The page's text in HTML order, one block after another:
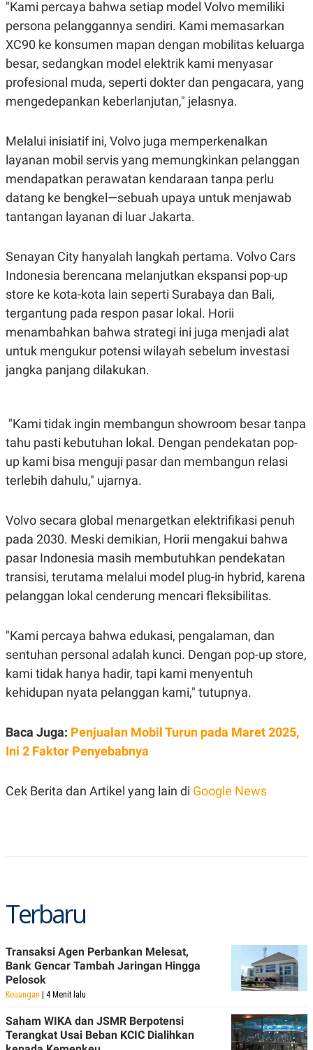
S
A
T
A
T
A
A
G
E
K
O
N
T
V
L
I
S
JARINGAN
N
T
A
N
C
A
D
E
Y
E
S
S
R
L
E
A
S
.
A
N
G
G
A
N
E
T
A
K
I
N
E
R
J
A
T
E
N
E
A
R
A
V
T
I
S
N
G
M
E
D
I
PEMBERITAAN
SIBER
POLICY
"Kami percaya bahwa setiap model Volvo memiliki
persona pelanggannya sendiri. Kami memasarkan
XC90 ke konsumen mapan dengan mobilitas keluarga
besar, sedangkan model elektrik kami menyasar
profesional muda, seperti dokter dan pengacara, yang
mengedepankan keberlanjutan," jelasnya.
Melalui inisiatif ini, Volvo juga memperkenalkan
layanan mobil servis yang memungkinkan pelanggan
mendapatkan perawatan kendaraan tanpa perlu
datang ke bengkel—sebuah upaya untuk menjawab
tantangan layanan di luar Jakarta.
Senayan City hanyalah langkah pertama. Volvo Cars
Indonesia berencana melanjutkan ekspansi pop-up
store ke kota-kota lain seperti Surabaya dan Bali,
tergantung pada respon pasar lokal. Horii
menambahkan bahwa strategi ini juga menjadi alat
untuk mengukur potensi wilayah sebelum investasi
jangka panjang dilakukan.
"Kami tidak ingin membangun showroom besar tanpa
tahu pasti kebutuhan lokal. Dengan pendekatan pop-
up kami bisa menguji pasar dan membangun relasi
terlebih dahulu," ujarnya.
Volvo secara global menargetkan elektrifikasi penuh
pada 2030. Meski demikian, Horii mengakui bahwa
pasar Indonesia masih membutuhkan pendekatan
transisi, terutama melalui model plug-in hybrid, karena
pelanggan lokal cenderung mencari fleksibilitas.
"Kami percaya bahwa edukasi, pengalaman, dan
sentuhan personal adalah kunci. Dengan pop-up store,
kami tidak hanya hadir, tapi kami menyentuh
kehidupan nyata pelanggan kami," tutupnya.
Baca Juga: Penjualan Mobil Turun pada Maret 2025,
Ini 2 Faktor Penyebabnya
Cek Berita dan Artikel yang lain di Google News
Terbaru
Transaksi Agen Perbankan Melesat,
Bank Gencar Tambah Jaringan Hingga
Pelosok
Keuangan | 4 Menit lalu
Saham WIKA dan JSMR Berpotensi
Terangkat Usai Beban KCIC Dialihkan